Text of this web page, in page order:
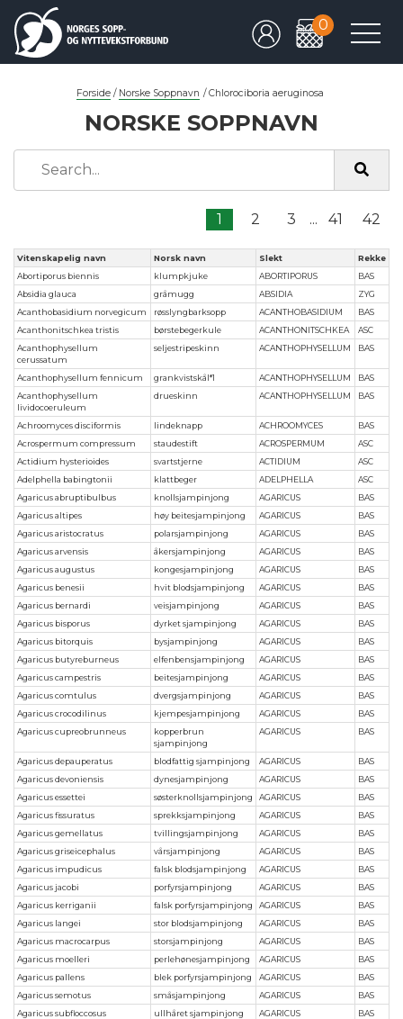
0
Forside / Norske Soppnavn / Chlorociboria aeruginosa
NORSKE SOPPNAVN
1 2 3 ... 41 42
Vitenskapelig navn Norsk navn Slekt
Rekke
Abortiporus biennis
klumpkjuke ABORTIPORUS
BAS
Absidia glauca
gråmugg ABSIDIA
ZYG
Acanthobasidium norvegicum
røsslyngbarksopp ACANTHOBASIDIUM
BAS
Acanthonitschkea tristis
børstebegerkule ACANTHONITSCHKEA
ASC
Acanthophysellum
cerussatum
seljestripeskinn ACANTHOPHYSELLUM BAS
Acanthophysellum fennicum grankvistskål*1 ACANTHOPHYSELLUM
BAS
Acanthophysellum
lividocoeruleum
drueskinn ACANTHOPHYSELLUM BAS
Achroomyces disciformis lindeknapp ACHROOMYCES
BAS
Acrospermum compressum
staudestift ACROSPERMUM
ASC
Actidium hysterioides
svartstjerne ACTIDIUM
ASC
Adelphella babingtonii
klattbeger ADELPHELLA
ASC
Agaricus abruptibulbus
knollsjampinjong AGARICUS
BAS
Agaricus altipes
høy beitesjampinjong AGARICUS
BAS
Agaricus aristocratus
polarsjampinjong AGARICUS
BAS
Agaricus arvensis
åkersjampinjong AGARICUS
BAS
Agaricus augustus
kongesjampinjong AGARICUS
BAS
Agaricus benesii
hvit blodsjampinjong AGARICUS
BAS
Agaricus bernardi
veisjampinjong AGARICUS
BAS
Agaricus bisporus
dyrket sjampinjong AGARICUS
BAS
Agaricus bitorquis
bysjampinjong AGARICUS
BAS
Agaricus butyreburneus
elfenbensjampinjong AGARICUS
BAS
Agaricus campestris
beitesjampinjong AGARICUS
BAS
Agaricus comtulus
dvergsjampinjong AGARICUS
BAS
Agaricus crocodilinus
kjempesjampinjong AGARICUS
BAS
Agaricus cupreobrunneus
kopperbrun
sjampinjong
AGARICUS BAS
Agaricus depauperatus blodfattig sjampinjong AGARICUS
BAS
Agaricus devoniensis
dynesjampinjong AGARICUS
BAS
Agaricus essettei
søsterknollsjampinjong AGARICUS
BAS
Agaricus fissuratus
sprekksjampinjong AGARICUS
BAS
Agaricus gemellatus
tvillingsjampinjong AGARICUS
BAS
Agaricus griseicephalus
vårsjampinjong AGARICUS
BAS
Agaricus impudicus
falsk blodsjampinjong AGARICUS
BAS
Agaricus jacobi
porfyrsjampinjong AGARICUS
BAS
Agaricus kerriganii
falsk porfyrsjampinjong AGARICUS
BAS
Agaricus langei
stor blodsjampinjong AGARICUS
BAS
Agaricus macrocarpus
storsjampinjong AGARICUS
BAS
Agaricus moelleri
perlehønesjampinjong AGARICUS
BAS
Agaricus pallens
blek porfyrsjampinjong AGARICUS
BAS
Agaricus semotus
småsjampinjong AGARICUS
BAS
Agaricus subfloccosus
ullhåret sjampinjong AGARICUS
BAS